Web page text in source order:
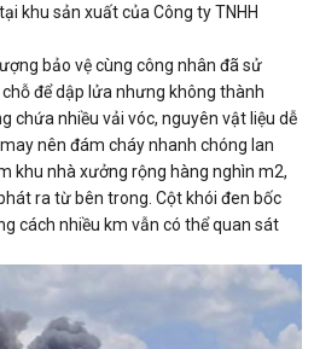
khu sản xuất của Công ty TNHH
bảo vệ cùng công nhân đã sử
để dập lửa nhưng không thành
chứa nhiều vải vóc, nguyên vật liệu dễ
nên đám cháy nhanh chóng lan
khu nhà xưởng rộng hàng nghìn m2,
ra từ bên trong. Cột khói đen bốc
cách nhiều km vẫn có thể quan sát